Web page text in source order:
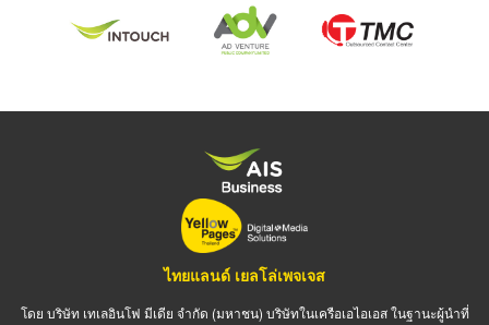
ไทยแลนด์ เยลโล่เพจเจส
โดย บริษัท เทเลอินโฟ มีเดีย จำกัด (มหาชน) บริษัทในเครือเอไอเอส ในฐานะผู้นำที่